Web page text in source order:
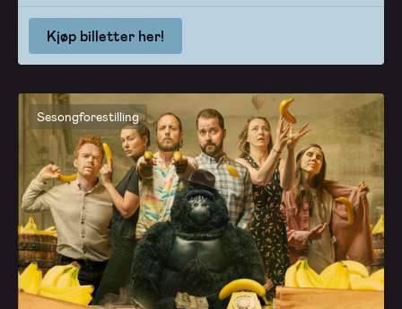
Kjøp billetter her!
Sesongforestilling